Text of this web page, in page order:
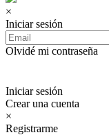
×
Iniciar sesión
Olvidé mi contraseña
Iniciar sesión
Crear una cuenta
×
Registrarme